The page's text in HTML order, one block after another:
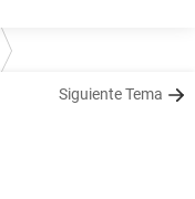
Siguiente Tema